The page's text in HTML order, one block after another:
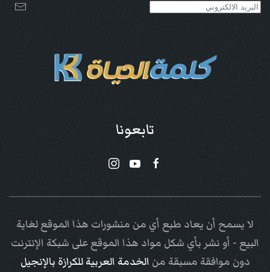
تابعونا
لا يسمح أن يعاد طبع أي من منشورات هذا الموقع لغاية
البيع - أو نشر بأي شكل مواد هذا الموقع على شبكة الإنترنت
دون موافقة مسبقة من الخدمة العربية للكرازة بالإنجيل